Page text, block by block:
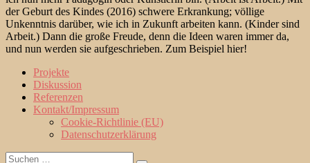
der Geburt des Kindes (2016) schwere Erkrankung; völlige
Unkenntnis darüber, wie ich in Zukunft arbeiten kann. (Kinder sind
Arbeit.) Dann die große Freude, denn die Ideen waren immer da,
und nun werden sie aufgeschrieben. Zum Beispiel hier!
Projekte
Diskussion
Referenzen
Kontakt/Impressum
Cookie-Richtlinie (EU)
Datenschutzerklärung
Suche